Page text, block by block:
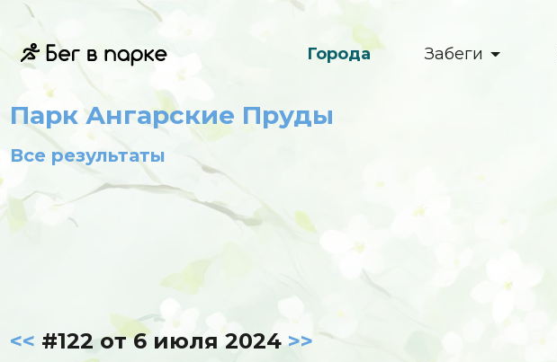
Города Забеги
Парк Ангарские Пруды
Все результаты
<< #122 от 6 июля 2024 >>